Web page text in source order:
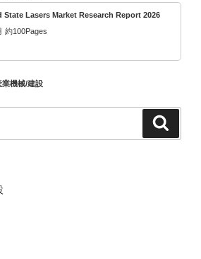
Lasers Market Research Report 2026
約100Pages
業機械/建設